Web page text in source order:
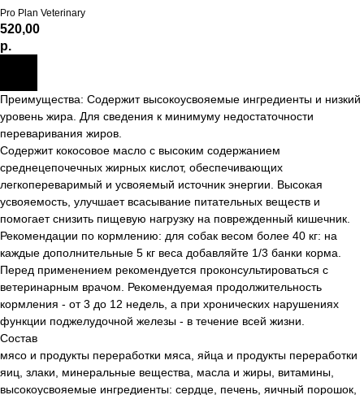
Pro Plan Veterinary
520,00
р.
Преимущества: Содержит высокоусвояемые ингредиенты и низкий
уровень жира. Для сведения к минимуму недостаточности
переваривания жиров.
Содержит кокосовое масло с высоким содержанием
среднецепочечных жирных кислот, обеспечивающих
легкопереваримый и усвояемый источник энергии. Высокая
усвояемость, улучшает всасывание питательных веществ и
помогает снизить пищевую нагрузку на поврежденный кишечник.
Рекомендации по кормлению: для собак весом более 40 кг: на
каждые дополнительные 5 кг веса добавляйте 1/3 банки корма.
Перед применением рекомендуется проконсультироваться с
ветеринарным врачом. Рекомендуемая продолжительность
кормления - от 3 до 12 недель, а при хронических нарушениях
функции поджелудочной железы - в течение всей жизни.
Состав
мясо и продукты переработки мяса, яйца и продукты переработки
яиц, злаки, минеральные вещества, масла и жиры, витамины,
высокоусвояемые ингредиенты: сердце, печень, яичный порошок,